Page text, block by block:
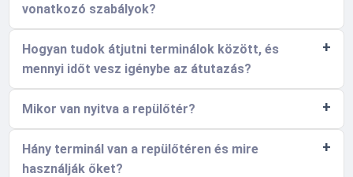
vonatkozó szabályok?
Hogyan tudok átjutni terminálok között, és
mennyi időt vesz igénybe az átutazás?
Mikor van nyitva a repülőtér?
Hány terminál van a repülőtéren és mire
használják őket?